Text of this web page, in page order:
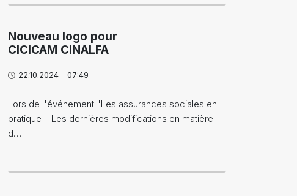
Nouveau logo pour
CICICAM CINALFA
22.10.2024 - 07:49
Lors de l'événement "Les assurances sociales en
pratique – Les dernières modifications en matière
d…